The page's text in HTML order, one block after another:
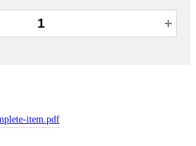
item.pdf